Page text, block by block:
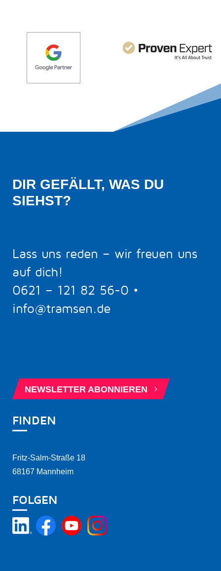
DIR GEFÄLLT, WAS DU
SIEHST?
Lass uns reden – wir freuen uns
auf dich!
0621 – 121 82 56-0 •
info@tramsen.de
NEWSLETTER ABONNIEREN 5
FINDEN
Fritz-Salm-Straße 18
68167 Mannheim
FOLGEN